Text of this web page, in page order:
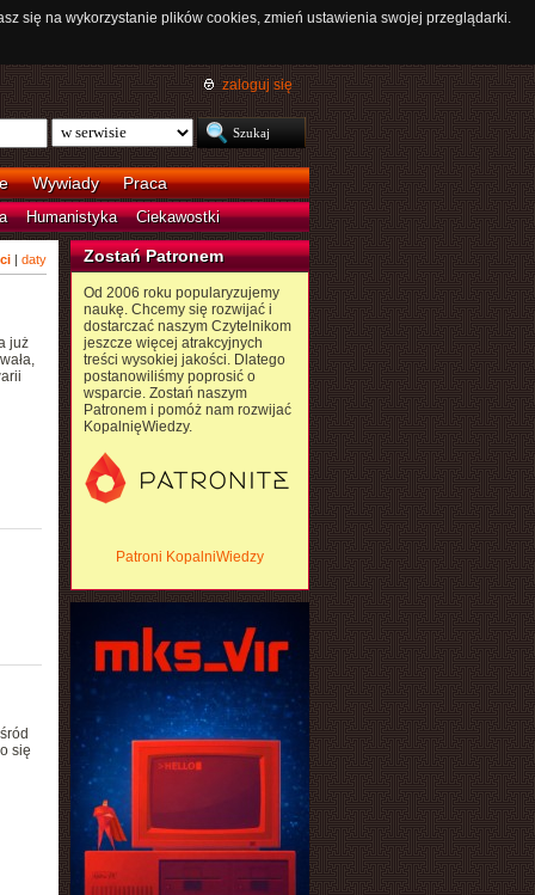
się na wykorzystanie plików cookies, zmień ustawienia swojej przeglądarki.
zaloguj się
Wywiady Praca
Humanistyka Ciekawostki
| daty
już
się
Zostań Patronem
Od 2006 roku popularyzujemy
naukę. Chcemy się rozwijać i
dostarczać naszym Czytelnikom
jeszcze więcej atrakcyjnych
treści wysokiej jakości. Dlatego
postanowiliśmy poprosić o
wsparcie. Zostań naszym
Patronem i pomóż nam rozwijać
KopalnięWiedzy.
Patroni KopalniWiedzy